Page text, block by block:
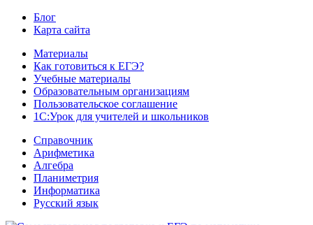
Блог
Карта сайта
Материалы
Как готовиться к ЕГЭ?
Учебные материалы
Образовательным организациям
Пользовательское соглашение
1С:Урок для учителей и школьников
Справочник
Арифметика
Алгебра
Планиметрия
Информатика
Русский язык